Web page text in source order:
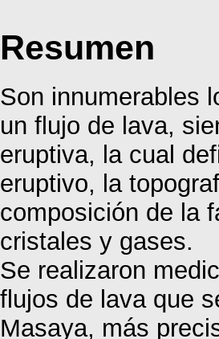
Resumen
Son innumerables
un flujo de lava,
eruptiva, la cual
eruptivo, la
composición de la
cristales y gases.
Se realizaron
flujos de lava que
Masaya, más